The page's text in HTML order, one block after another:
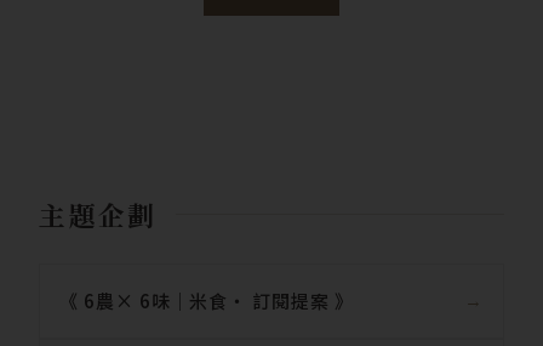
主題企劃
《 6農× 6味｜米食‧ 訂閱提案 》